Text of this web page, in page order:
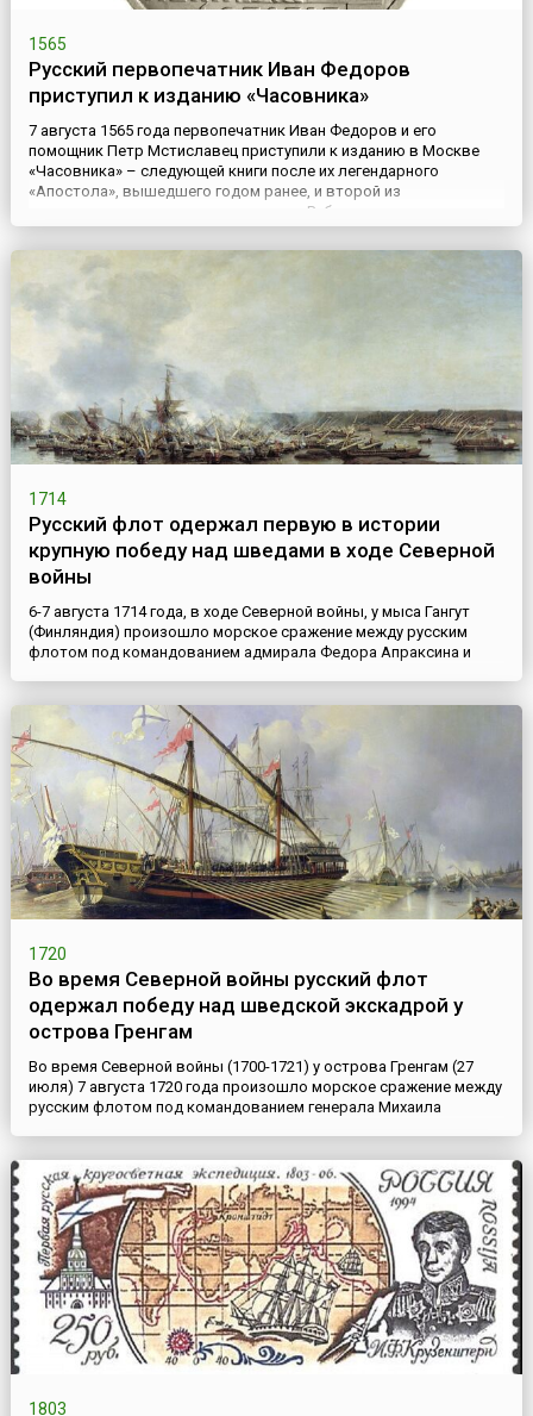
1565
Русский первопечатник Иван Федоров
приступил к изданию «Часовника»
7 августа 1565 года первопечатник Иван Федоров и его
помощник Петр Мстиславец приступили к изданию в Москве
«Часовника» – следующей книги после их легендарного
«Апостола», вышедшего годом ранее, и второй из
датированных русских печатных книг.Работу завершили в конце
сентября. «Часовник», сборник повседневных молитв,
использовавшийся также при обучении грамоте, разошелся
быстро, после чего посл...
1714
Русский флот одержал первую в истории
крупную победу над шведами в ходе Северной
войны
6-7 августа 1714 года, в ходе Северной войны, у мыса Гангут
(Финляндия) произошло морское сражение между русским
флотом под командованием адмирала Федора Апраксина и
Гангута путь им преградил шведский флот. Шведы серьезно
превосходили русских в силах, особенно в артиллерии,
поэтому...
1720
Во время Северной войны русский флот
одержал победу над шведской экскадрой у
острова Гренгам
Во время Северной войны (1700-1721) у острова Гренгам (27
июля) 7 августа 1720 года произошло морское сражение между
русским флотом под командованием генерала Михаила
Аландских островов), недостаточно вооруженные галеры
Голицына подверглись сильному артиллерийскому обстрелу
шведской эскадры ...
1803